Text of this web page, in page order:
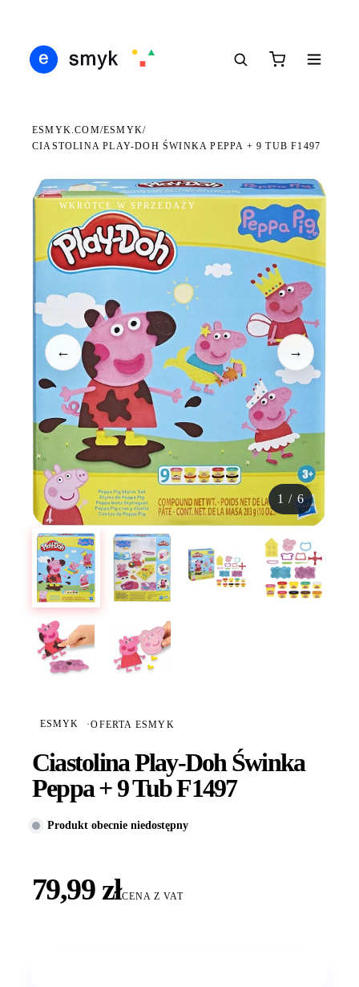
ESMYK.COM/ESMYK/
CIASTOLINA PLAY-DOH ŚWINKA PEPPA + 9 TUB F1497
WKRÓTCE W SPRZEDAŻY
← →
1 /6
ESMYK ·OFERTA ESMYK
Ciastolina Play-Doh Świnka
Peppa + 9 Tub F1497
Produkt obecnie niedostępny
79,99 złCENA Z VAT